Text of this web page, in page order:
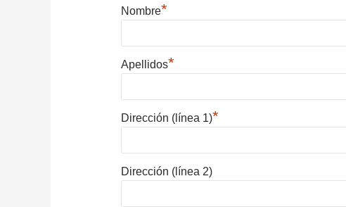
Nombre*
Apellidos*
Dirección (línea 1)*
Dirección (línea 2)